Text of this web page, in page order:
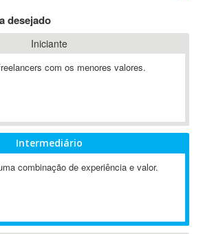
(AWT)
desejado
Iniciante
com os menores valores.
Intermediário
combinação de experiência e valor.